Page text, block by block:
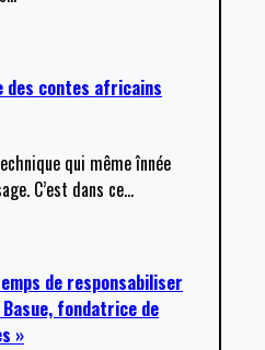
des contes africains
qui même înnée
C’est dans ce…
de responsabiliser
fondatrice de
»